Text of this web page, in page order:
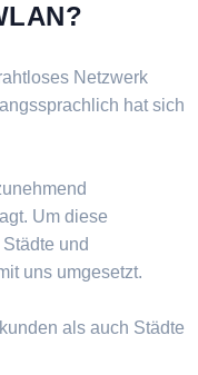
Netzwerk
hat sich
Um diese
und
uns umgesetzt.
als auch Städte